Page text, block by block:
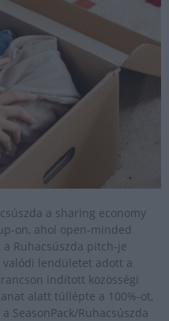
a sharing economy
on, ahol open-minded
Ruhacsúszda pitch-je
lendületet adott a
indított közösségi
alatt túllépte a 100%-ot,
SeasonPack/Ruhacsúszda